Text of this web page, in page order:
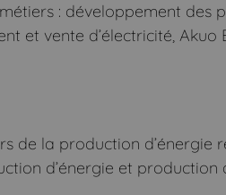
: développement
et vente d’électricité,
de la production
d’énergie et production